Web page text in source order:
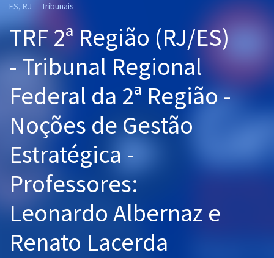
Cursos 20% OFF
Pós
Graduação
OAB
Questões grátis
Aprovados
ES, RJ - Tribunais
TRF 2ª Região (RJ/ES)
- Tribunal Regional
Federal da 2ª Região -
Noções de Gestão
Estratégica -
Professores:
Leonardo Albernaz e
Renato Lacerda